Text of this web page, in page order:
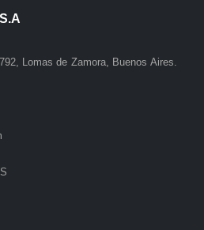
Lomas de Zamora, Buenos Aires.